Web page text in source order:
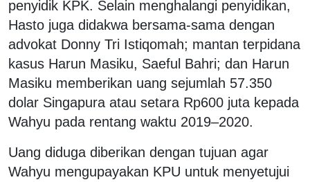
penyidik KPK. Selain menghalangi penyidikan,
Hasto juga didakwa bersama-sama dengan
advokat Donny Tri Istiqomah; mantan terpidana
kasus Harun Masiku, Saeful Bahri; dan Harun
Masiku memberikan uang sejumlah 57.350
dolar Singapura atau setara Rp600 juta kepada
Wahyu pada rentang waktu 2019–2020.
Uang diduga diberikan dengan tujuan agar
Wahyu mengupayakan KPU untuk menyetujui